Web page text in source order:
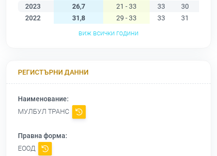
2023
26,7 21 - 33 33 30
2022
31,8 29 - 33 33 31
виж всички години
РЕГИСТЪРНИ ДАННИ
Наименование:
МУЛБУЛ ТРАНС
Правна форма:
ЕООД